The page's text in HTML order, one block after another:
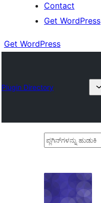
Contact
Get WordPress
Get WordPress
Plugin Directory
ಪ್ಲಗಿನ್‌ಗಳನ್ನು